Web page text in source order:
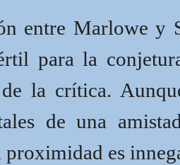
entre Marlowe y
para la
de la crítica.
de una
proximidad es